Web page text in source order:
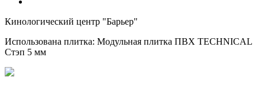
Кинологический центр "Барьер"
Использована плитка: Модульная плитка ПВХ TECHNICAL
Стэп 5 мм